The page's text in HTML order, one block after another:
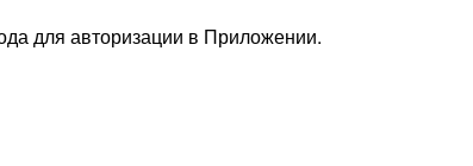
для авторизации в Приложении.